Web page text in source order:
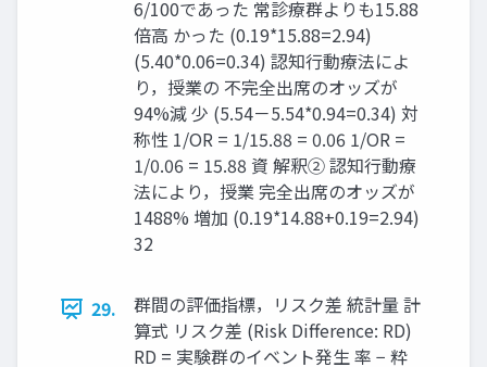
6/100であった 常診療群よりも15.88
倍高 かった (0.19*15.88=2.94)
(5.40*0.06=0.34) 認知⾏動療法によ
り，授業の 不完全出席のオッズが
94%減 少 (5.54－5.54*0.94=0.34) 対
称性 1/OR = 1/15.88 = 0.06 1/OR =
1/0.06 = 15.88 資 解釈② 認知⾏動療
法により，授業 完全出席のオッズが
1488% 増加 (0.19*14.88+0.19=2.94)
32
29.
群間の評価指標，リスク差 統計量 計
算式 リスク差 (Risk Difference: RD)
RD = 実験群のイベント発生 率 − 粋